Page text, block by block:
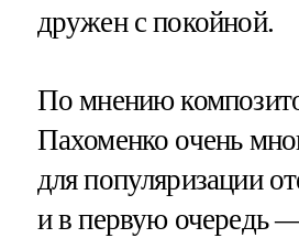
дружен с покойной.
По мнению
Пахоменко очень
для популяризации
и в первую очередь